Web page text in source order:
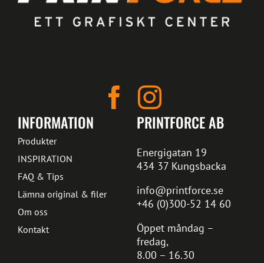
PRINTFORCE AB
Energigatan 19
434 37 Kungsbacka
info@printforce.se
+46 (0)300-52 14 60
Öppet måndag –
fredag,
8.00 – 16.30
INFORMATION
Produkter
INSPIRATION
FAQ & Tips
Lämna original & filer
Om oss
Kontakt